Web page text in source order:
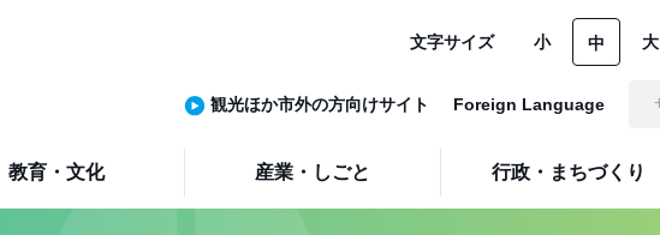
教育・文化 産業・しごと 行政・まちづくり
文字サイズ 小 中 大
観光ほか市外の方向けサイト Foreign Language